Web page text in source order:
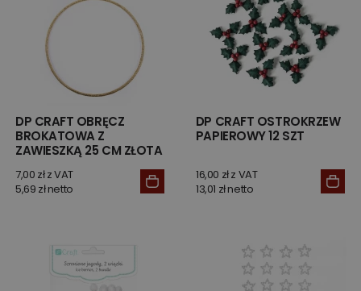
DP CRAFT OBRĘCZ
BROKATOWA Z
ZAWIESZKĄ 25 CM ZŁOTA
7,00 zł z VAT
5,69 zł netto
DP CRAFT OSTROKRZEW
PAPIEROWY 12 SZT
16,00 zł z VAT
13,01 zł netto